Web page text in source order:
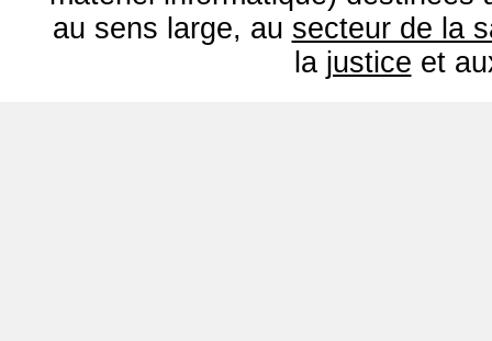
au sens large, au secteur de la
la justice et